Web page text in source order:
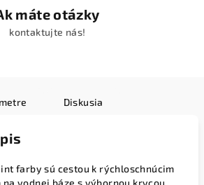
máte otázky
kontaktujte nás!
Diskusia
farby sú cestou k rýchloschnúcim
vodnej báze s výbornou krycou